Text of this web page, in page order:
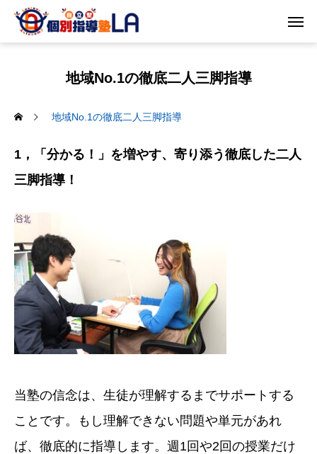
地域No.1の徹底二人三脚指導
地域No.1の徹底二人三脚指導
1 ，「分かる！」を増やす、寄り添う徹底した二人
三脚指導！
当塾の信念は、生徒が理解するまでサポートする
ことです。もし理解できない問題や単元があれ
ば、徹底的に指導します。週1回や2回の授業だけ